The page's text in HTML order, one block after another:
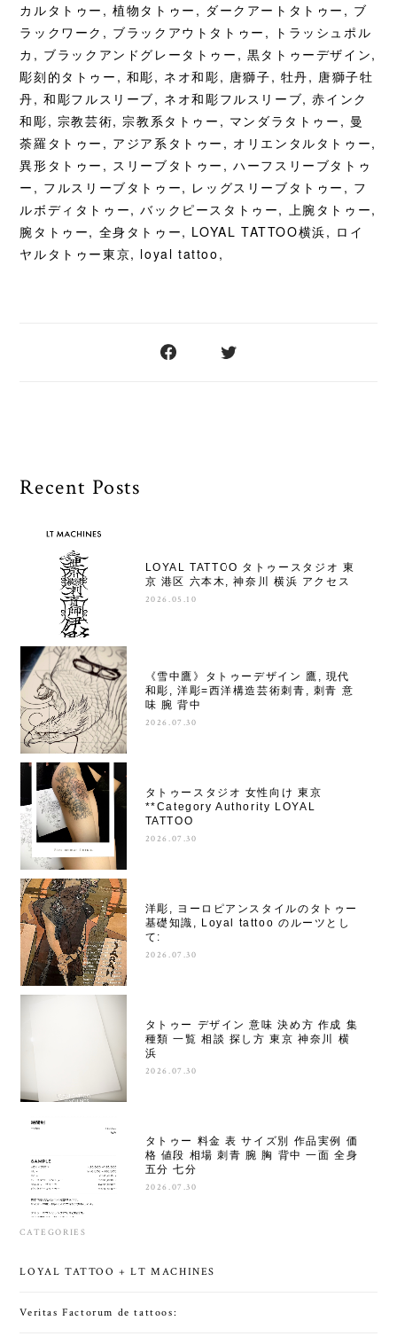
カルタトゥー, 植物タトゥー, ダークアートタトゥー, ブ
ラックワーク, ブラックアウトタトゥー, トラッシュポル
カ, ブラックアンドグレータトゥー, 黒タトゥーデザイン,
彫刻的タトゥー, 和彫, ネオ和彫, 唐獅子, 牡丹, 唐獅子牡
丹, 和彫フルスリーブ, ネオ和彫フルスリーブ, 赤インク
和彫, 宗教芸術, 宗教系タトゥー, マンダラタトゥー, 曼
荼羅タトゥー, アジア系タトゥー, オリエンタルタトゥー,
異形タトゥー, スリーブタトゥー, ハーフスリーブタトゥ
ー, フルスリーブタトゥー, レッグスリーブタトゥー, フ
ルボディタトゥー, バックピースタトゥー, 上腕タトゥー,
腕タトゥー, 全身タトゥー, LOYAL TATTOO横浜, ロイ
ヤルタトゥー東京, loyal tattoo,
Recent Posts
LOYAL TATTOO タトゥースタジオ 東
京 港区 六本木, 神奈川 横浜 アクセス
2026.05.10
《雪中鷹》タトゥーデザイン 鷹, 現代
和彫, 洋彫=西洋構造芸術刺青, 刺青 意
味 腕 背中
2026.07.30
タトゥースタジオ 女性向け 東京
**Category Authority LOYAL
TATTOO
2026.07.30
洋彫, ヨーロピアンスタイルのタトゥー
基礎知識, Loyal tattoo のルーツとし
て:
2026.07.30
タトゥー デザイン 意味 決め方 作成 集
種類 一覧 相談 探し方 東京 神奈川 横
浜
2026.07.30
タトゥー 料金 表 サイズ別 作品実例 価
格 値段 相場 刺青 腕 胸 背中 一面 全身
五分 七分
2026.07.30
CATEGORIES
LOYAL TATTOO + LT MACHINES
Veritas Factorum de tattoos: